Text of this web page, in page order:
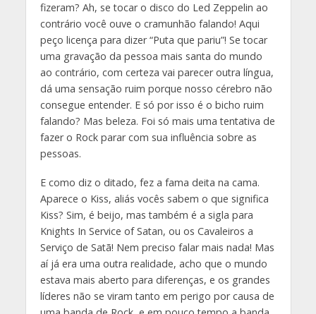
fizeram? Ah, se tocar o disco do Led Zeppelin ao
contrário você ouve o cramunhão falando! Aqui
peço licença para dizer “Puta que pariu”! Se tocar
uma gravação da pessoa mais santa do mundo
ao contrário, com certeza vai parecer outra língua,
dá uma sensação ruim porque nosso cérebro não
consegue entender. E só por isso é o bicho ruim
falando? Mas beleza. Foi só mais uma tentativa de
fazer o Rock parar com sua influência sobre as
pessoas.
E como diz o ditado, fez a fama deita na cama.
Aparece o Kiss, aliás vocês sabem o que significa
Kiss? Sim, é beijo, mas também é a sigla para
Knights In Service of Satan, ou os Cavaleiros a
Serviço de Satã! Nem preciso falar mais nada! Mas
aí já era uma outra realidade, acho que o mundo
estava mais aberto para diferenças, e os grandes
líderes não se viram tanto em perigo por causa de